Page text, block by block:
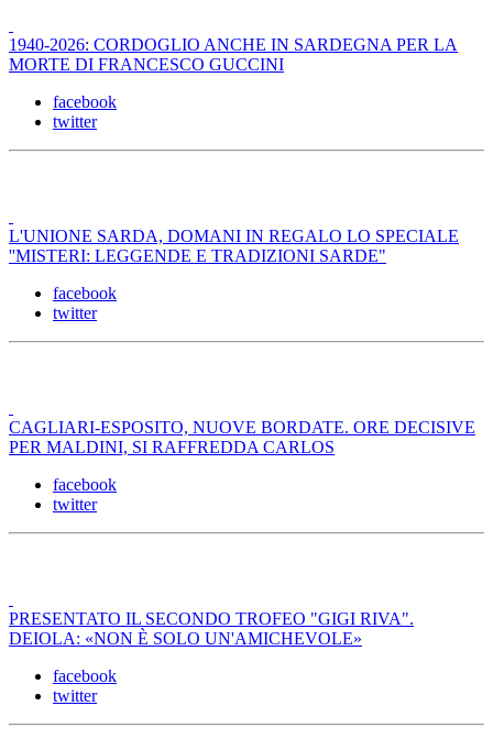
1940-2026: CORDOGLIO ANCHE IN SARDEGNA PER LA
MORTE DI FRANCESCO GUCCINI
facebook
twitter
L'UNIONE SARDA, DOMANI IN REGALO LO SPECIALE
''MISTERI: LEGGENDE E TRADIZIONI SARDE"
facebook
twitter
CAGLIARI-ESPOSITO, NUOVE BORDATE. ORE DECISIVE
PER MALDINI, SI RAFFREDDA CARLOS
facebook
twitter
PRESENTATO IL SECONDO TROFEO "GIGI RIVA".
DEIOLA: «NON È SOLO UN'AMICHEVOLE»
facebook
twitter